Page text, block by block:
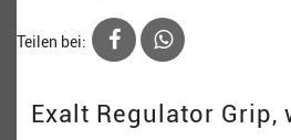
Teilen bei:
Exalt Regulator Grip,